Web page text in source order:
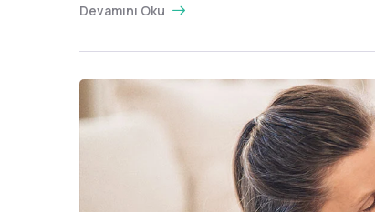
Devamını Oku